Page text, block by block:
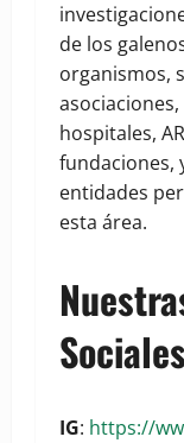
de los
organismos,
hospitales,
fundaciones,
entidades
esta área.
Sociales
IG: https://